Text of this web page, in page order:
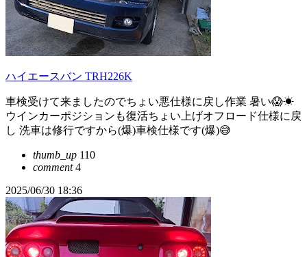
ハイエースバン TRH226K
車検受けて来ましたのでちょい悪仕様に戻し作業 暑い😱☀
ウインカーポジションも復活ちょい上げオフロード仕様に戻
し 洗車は修行ですから(爆)車検仕様です(爆)😅
thumb_up 110
comment4
2025/06/30 18:36